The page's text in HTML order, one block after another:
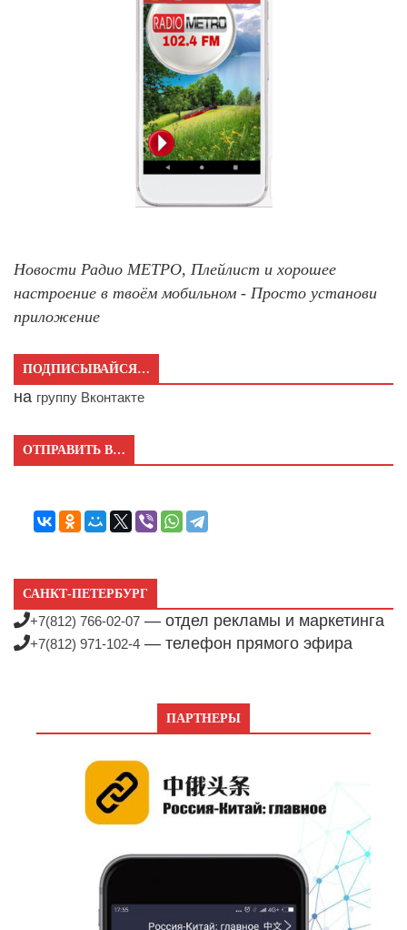
Новости Радио МЕТРО, Плейлист и хорошее
настроение в твоём мобильном - Просто установи
приложение
ПОДПИСЫВАЙСЯ…
на группу Вконтакте
ОТПРАВИТЬ В…
САНКТ-ПЕТЕРБУРГ
+7(812) 766-02-07 — отдел рекламы и маркетинга
+7(812) 971-102-4 — телефон прямого эфира
ПАРТНЕРЫ